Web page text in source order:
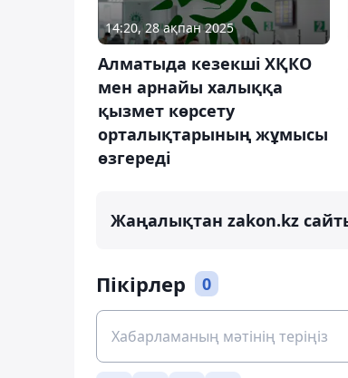
14:20, 28 ақпан 2025
Алматыда кезекші ХҚКО
мен арнайы халыққа
қызмет көрсету
орталықтарының жұмысы
өзгереді
Жаңалықтан zakon.kz
Пікірлер 0